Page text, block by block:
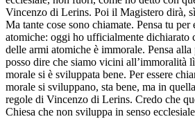
Vincenzo di Lerins. Poi il Magistero dirà,
Ma tante cose sono chiamate. Pensa tu per
atomiche: oggi ho ufficialmente dichiarato
delle armi atomiche è immorale. Pensa
posso dire che siamo vicini all’immoralità
morale si è sviluppata bene. Per essere
morale si sviluppano, sta bene, ma in
regole di Vincenzo di Lerins. Credo che
Chiesa che non sviluppa in senso